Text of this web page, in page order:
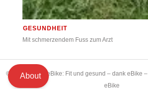
GESUNDHEIT
Mit schmerzendem Fuss zum Arzt
© 2021 Doktor eBike: Fit und gesund – dank eBike –
eBike
About